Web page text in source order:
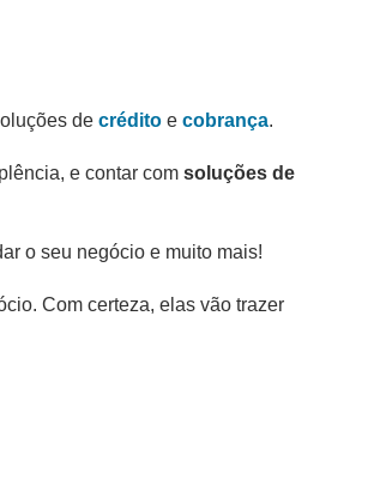
de crédito e cobrança.
e contar com soluções de
o seu negócio e muito mais!
Com certeza, elas vão trazer